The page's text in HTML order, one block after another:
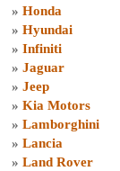
» Honda
» Hyundai
» Infiniti
» Jaguar
» Jeep
» Kia Motors
» Lamborghini
» Lancia
» Land Rover